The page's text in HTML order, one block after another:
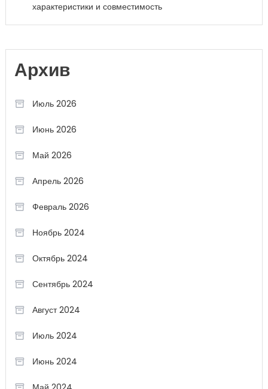
характеристики и совместимость
Архив
Июль 2026
Июнь 2026
Май 2026
Апрель 2026
Февраль 2026
Ноябрь 2024
Октябрь 2024
Сентябрь 2024
Август 2024
Июль 2024
Июнь 2024